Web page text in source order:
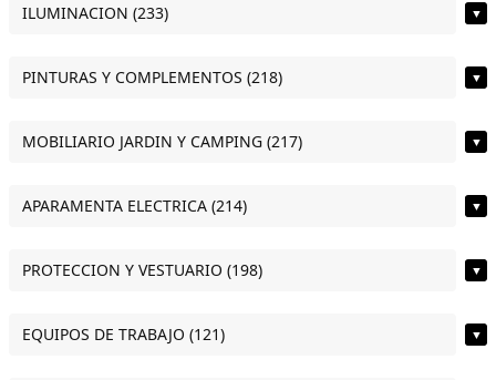
ILUMINACION (233) ▼
PINTURAS Y COMPLEMENTOS (218) ▼
MOBILIARIO JARDIN Y CAMPING (217) ▼
APARAMENTA ELECTRICA (214) ▼
PROTECCION Y VESTUARIO (198) ▼
EQUIPOS DE TRABAJO (121) ▼